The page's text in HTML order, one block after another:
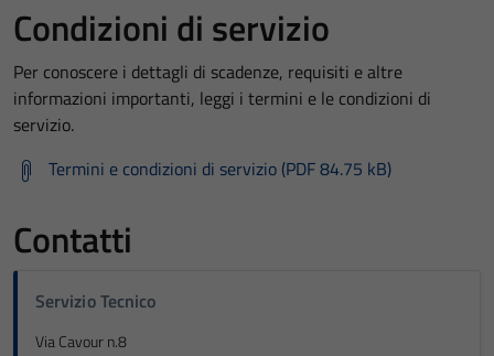
Condizioni di servizio
Per conoscere i dettagli di scadenze, requisiti e altre
informazioni importanti, leggi i termini e le condizioni di
servizio.
Termini e condizioni di servizio (PDF 84.75 kB)
Contatti
Servizio Tecnico
Via Cavour n.8